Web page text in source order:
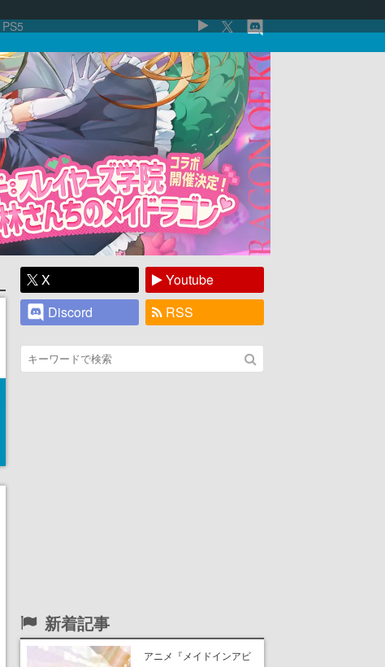
PS5
X
Youtube
Discord
RSS
新着記事
アニメ『メイドインアビ